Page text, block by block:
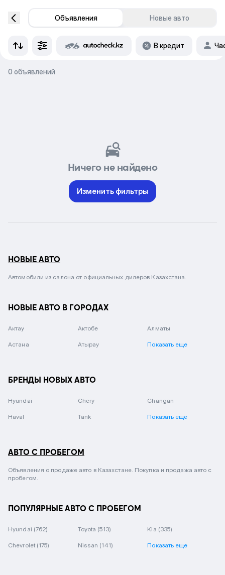
Объявления Новые авто
В кредит
0 объявлений
Ничего не найдено
Изменить фильтры
НОВЫЕ АВТО
Автомобили из салона от официальных дилеров Казахстана.
НОВЫЕ АВТО В ГОРОДАХ
Актау Актобе Алматы
Астана Атырау Показать еще
БРЕНДЫ НОВЫХ АВТО
Hyundai Chery Changan
Haval Tank Показать еще
АВТО С ПРОБЕГОМ
Объявления о продаже авто в Казахстане. Покупка и продажа авто с
пробегом.
ПОПУЛЯРНЫЕ АВТО С ПРОБЕГОМ
Hyundai (762) Toyota (513) Kia (335)
Chevrolet (175) Nissan (141) Показать еще